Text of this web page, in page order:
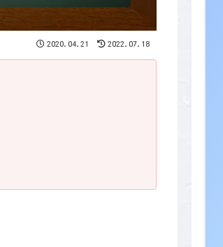
2020.04.21 2022.07.18